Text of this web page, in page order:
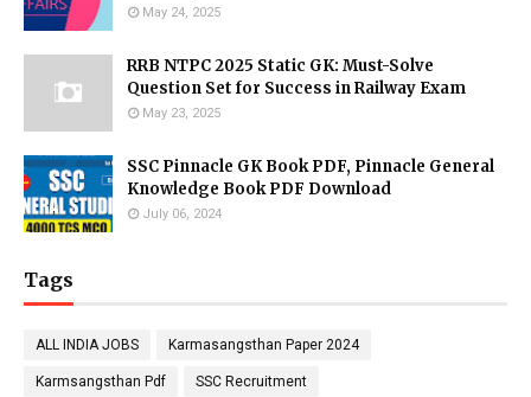
May 24, 2025
RRB NTPC 2025 Static GK: Must-Solve
Question Set for Success in Railway Exam
May 23, 2025
SSC Pinnacle GK Book PDF, Pinnacle General
Knowledge Book PDF Download
July 06, 2024
Tags
ALL INDIA JOBS Karmasangsthan Paper 2024
Karmsangsthan Pdf SSC Recruitment